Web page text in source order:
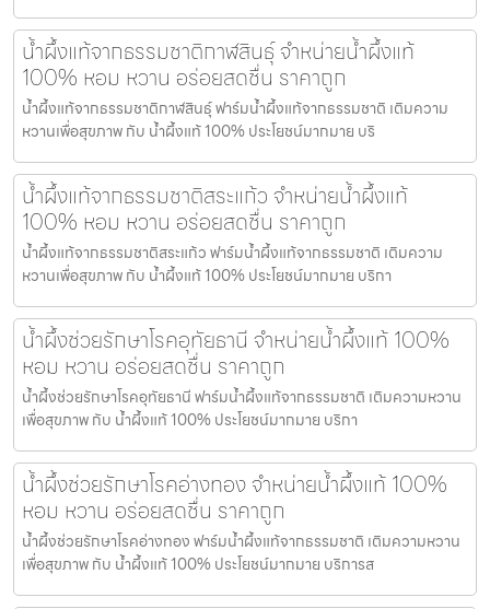
น้ำผึ้งแท้จากธรรมชาติกาฬสินธุ์ จำหน่ายน้ำผึ้งแท้
100% หอม หวาน อร่อยสดชื่น ราคาถูก
น้ำผึ้งแท้จากธรรมชาติกาฬสินธุ์ ฟาร์มน้ำผึ้งแท้จากธรรมชาติ เติมความ
หวานเพื่อสุขภาพ กับ น้ำผึ้งแท้ 100% ประโยชน์มากมาย บริ
น้ำผึ้งแท้จากธรรมชาติสระแก้ว จำหน่ายน้ำผึ้งแท้
100% หอม หวาน อร่อยสดชื่น ราคาถูก
น้ำผึ้งแท้จากธรรมชาติสระแก้ว ฟาร์มน้ำผึ้งแท้จากธรรมชาติ เติมความ
หวานเพื่อสุขภาพ กับ น้ำผึ้งแท้ 100% ประโยชน์มากมาย บริกา
น้ำผึ้งช่วยรักษาโรคอุทัยธานี จำหน่ายน้ำผึ้งแท้ 100%
หอม หวาน อร่อยสดชื่น ราคาถูก
น้ำผึ้งช่วยรักษาโรคอุทัยธานี ฟาร์มน้ำผึ้งแท้จากธรรมชาติ เติมความหวาน
เพื่อสุขภาพ กับ น้ำผึ้งแท้ 100% ประโยชน์มากมาย บริกา
น้ำผึ้งช่วยรักษาโรคอ่างทอง จำหน่ายน้ำผึ้งแท้ 100%
หอม หวาน อร่อยสดชื่น ราคาถูก
น้ำผึ้งช่วยรักษาโรคอ่างทอง ฟาร์มน้ำผึ้งแท้จากธรรมชาติ เติมความหวาน
เพื่อสุขภาพ กับ น้ำผึ้งแท้ 100% ประโยชน์มากมาย บริการส